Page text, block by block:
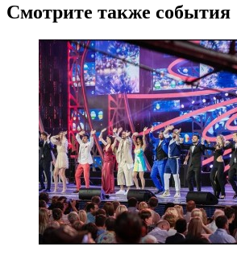
Смотрите также события